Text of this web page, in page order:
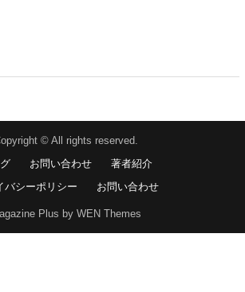
© All rights reserved.
お問い合わせ
著者紹介
バシーポリシー
お問い合わせ
Plus by WEN Themes